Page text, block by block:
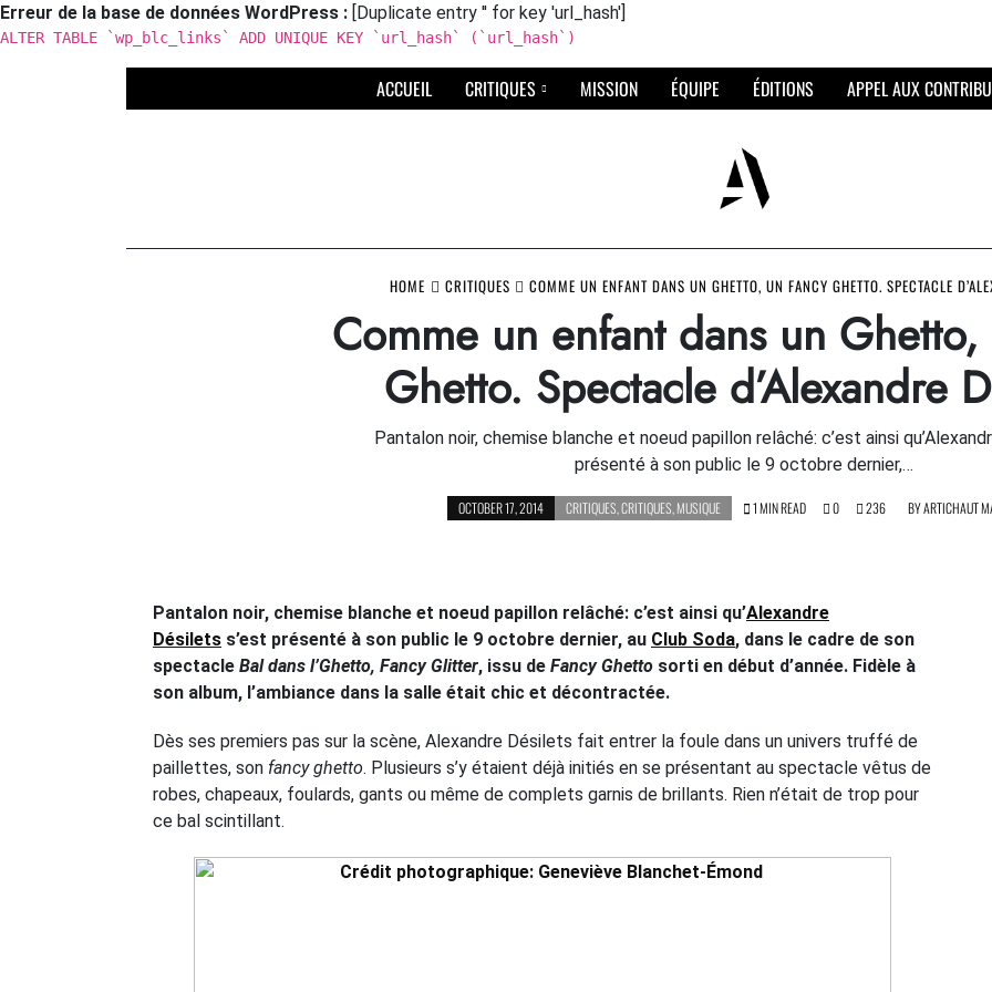
Erreur de la base de données WordPress : [Duplicate entry '' for key 'url_hash']
ALTER TABLE `wp_blc_links` ADD UNIQUE KEY `url_hash` (`url_hash`)
ACCUEIL CRITIQUES MISSION ÉQUIPE ÉDITIONS APPEL AUX
HOME CRITIQUES COMME UN ENFANT DANS UN GHETTO, UN FANCY GHETTO. SPECTACLE
Comme un enfant dans un Ghetto,
Ghetto. Spectacle d’Alexandre
Pantalon noir, chemise blanche et noeud papillon relâché: c’est ainsi
présenté à son public le 9 octobre dernier,…
OCTOBER 17, 2014 CRITIQUES CRITIQUES MUSIQUE BYARTICHAUT
1 MIN READ 0 236
Pantalon noir, chemise blanche et noeud papillon relâché: c’est ainsi qu’Alexandre
Désilets s’est présenté à son public le 9 octobre dernier, au Club Soda, dans le cadre de son
spectacle Bal dans l’Ghetto, Fancy Glitter, issu de Fancy Ghetto sorti en début d’année. Fidèle à
son album, l’ambiance dans la salle était chic et décontractée.
Dès ses premiers pas sur la scène, Alexandre Désilets fait entrer la foule dans un univers truffé de
paillettes, son fancy ghetto. Plusieurs s’y étaient déjà initiés en se présentant au spectacle vêtus de
robes, chapeaux, foulards, gants ou même de complets garnis de brillants. Rien n’était de trop pour
ce bal scintillant.